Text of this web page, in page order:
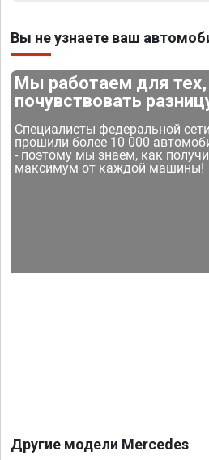
Вы не узнаете ваш
Мы работаем для
почувствовать
Специалисты федеральной
прошили более 10 000
- поэтому мы знаем, как
максимум от каждой машины!
Другие модели Mercedes